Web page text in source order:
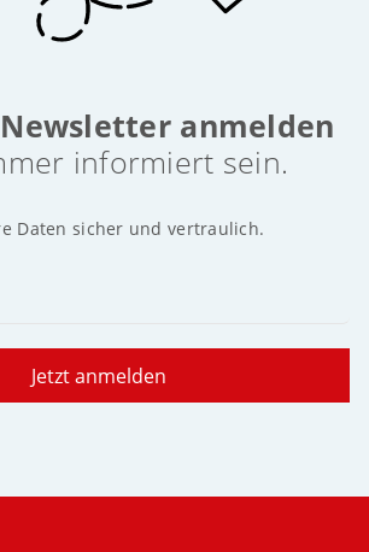
Newsletter anmelden
informiert sein.
Daten sicher und vertraulich.
Jetzt anmelden